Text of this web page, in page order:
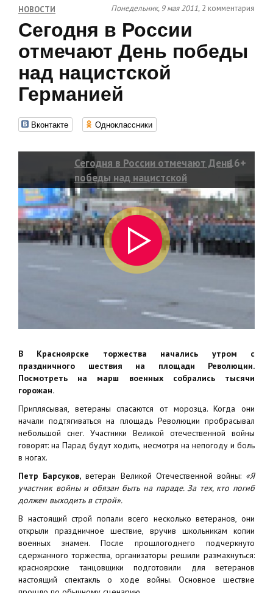
НОВОСТИ Понедельник, 9 мая 2011, 2 комментария
Сегодня в России
отмечают День победы
над нацистской
Германией
Вконтакте Одноклассники
Сегодня в России отмечают День
победы над нацистской
Германией
16+
В Красноярске торжества начались утром с
праздничного шествия на площади Революции.
Посмотреть на марш военных собрались тысячи
горожан.
Приплясывая, ветераны спасаются от морозца. Когда они
начали подтягиваться на площадь Революции пробрасывал
небольшой снег. Участники Великой отечественной войны
говорят: на Парад будут ходить, несмотря на непогоду и боль
в ногах.
Петр Барсуков, ветеран Великой Отечественной войны: «Я
участник войны и обязан быть на параде. За тех, кто погиб
должен выходить в строй».
В настоящий строй попали всего несколько ветеранов, они
открыли праздничное шествие, вручив школьникам копии
военных знамен. После прошлогоднего подчеркнуто
сдержанного торжества, организаторы решили размахнуться:
красноярские танцовщики подготовили для ветеранов
настоящий спектакль о ходе войны. Основное шествие